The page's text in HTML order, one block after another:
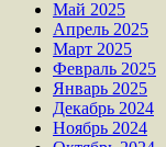
Май 2025
Апрель 2025
Март 2025
Февраль 2025
Январь 2025
Декабрь 2024
Ноябрь 2024